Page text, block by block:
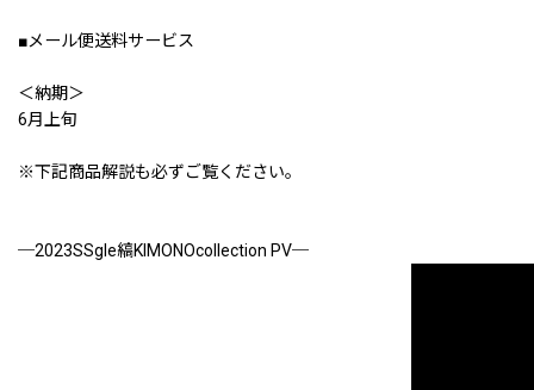
■メール便送料サービス
＜納期＞
6月上旬
※下記商品解説も必ずご覧ください。
─2023SSgle縞KIMONOcollection PV─